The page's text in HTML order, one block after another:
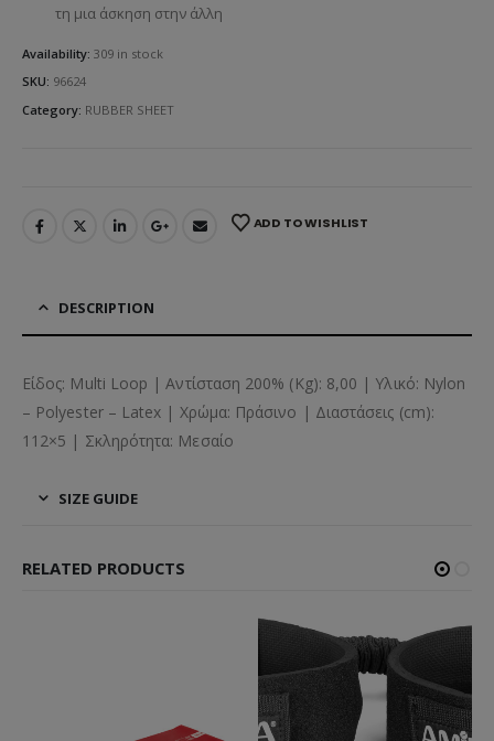
τη μια άσκηση στην άλλη
Availability: 309 in stock
SKU: 96624
Category: RUBBER SHEET
ADD TO WISHLIST
DESCRIPTION
Είδος: Multi Loop | Αντίσταση 200% (Kg): 8,00 | Υλικό: Nylon
– Polyester – Latex | Χρώμα: Πράσινο | Διαστάσεις (cm):
112×5 | Σκληρότητα: Μεσαίο
SIZE GUIDE
RELATED PRODUCTS